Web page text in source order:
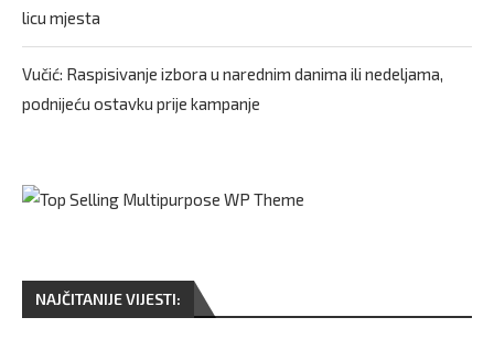
licu mjesta
Vučić: Raspisivanje izbora u narednim danima ili nedeljama,
podnijeću ostavku prije kampanje
NAJČITANIJE VIJESTI: